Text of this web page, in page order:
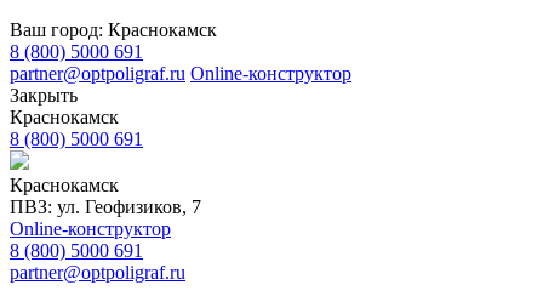
Ваш город: Краснокамск
8 (800) 5000 691
partner@optpoligraf.ru Online-конструктор
Закрыть
Краснокамск
8 (800) 5000 691
Краснокамск
ПВЗ: ул. Геофизиков, 7
Online-конструктор
8 (800) 5000 691
partner@optpoligraf.ru